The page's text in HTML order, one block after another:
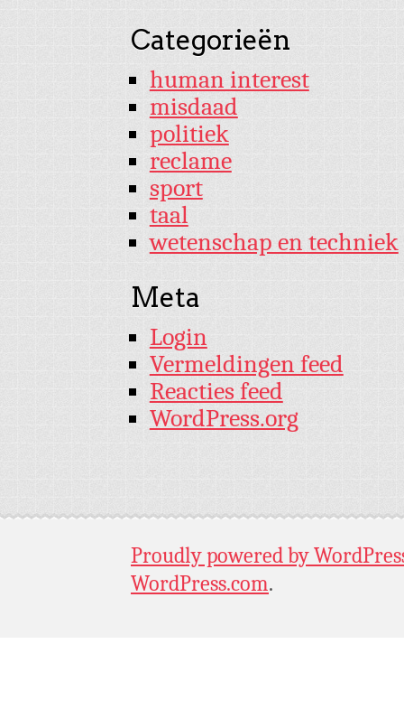
Categorieën
human interest
misdaad
politiek
reclame
sport
taal
wetenschap en techniek
Meta
Login
Vermeldingen feed
Reacties feed
WordPress.org
Proudly powered by
WordPress.com.